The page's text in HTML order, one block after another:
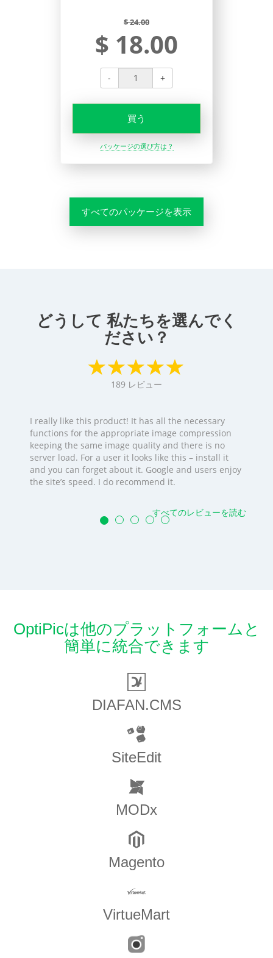
$ 24.00
$ 18.00
- +
買う
パッケージの選び方は？
すべてのパッケージを表示
どうして 私たちを選んでく
ださい？
189 レビュー
I really like this product! It has all the necessary
functions for the appropriate image compression
keeping the same image quality and there is no
server load. For a user it looks like this – install it
and you can forget about it. Google and users enjoy
the site’s speed. I do recommend it.
すべてのレビューを読む
OptiPicは他のプラットフォームと
簡単に統合できます
DIAFAN.CMS
SiteEdit
MODx
Magento
VirtueMart